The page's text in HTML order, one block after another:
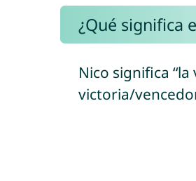
¿Qué significa
Nico significa
victoria/